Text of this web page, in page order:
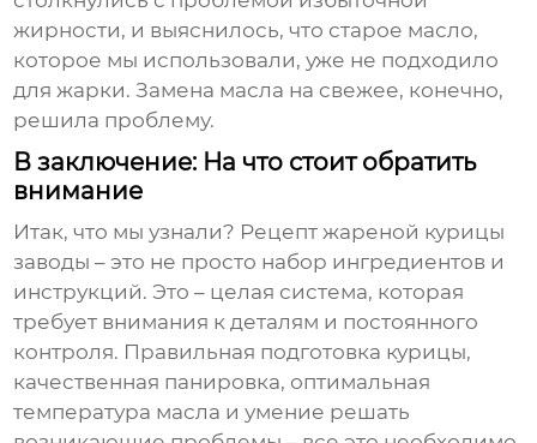
жирности, и выяснилось, что старое масло,
которое мы использовали, уже не подходило
для жарки. Замена масла на свежее, конечно,
решила проблему.
В заключение: На что стоит обратить
внимание
Итак, что мы узнали? Рецепт жареной курицы
заводы – это не просто набор ингредиентов и
инструкций. Это – целая система, которая
требует внимания к деталям и постоянного
контроля. Правильная подготовка курицы,
качественная панировка, оптимальная
температура масла и умение решать